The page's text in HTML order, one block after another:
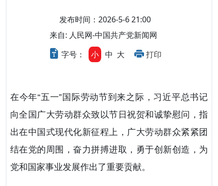
发布时间：2026-5-6 21:00
来自: 人民网-中国共产党新闻网
字号：
小 中 大 打印
在今年“五一”国际劳动节到来之际，习近平总书记
向全国广大劳动群众致以节日祝贺和诚挚慰问，指
出在中国式现代化新征程上，广大劳动群众紧紧团
结在党的周围，奋力拼搏进取，勇于创新创造，为
党和国家事业发展作出了重要贡献。